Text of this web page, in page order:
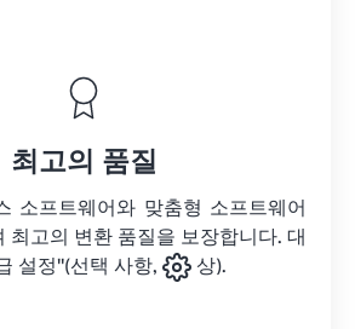
최고의 품질
소프트웨어와 맞춤형 소프트웨어
최고의 변환 품질을 보장합니다. 대
설정"(선택 사항,
상).